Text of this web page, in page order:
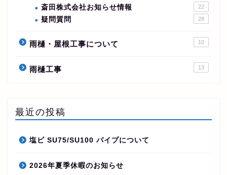
斎田株式会社お知らせ情報 22
疑問質問 28
雨樋・屋根工事について 10
雨樋工事 13
最近の投稿
塩ビ SU75/SU100 パイプについて
2026年夏季休暇のお知らせ